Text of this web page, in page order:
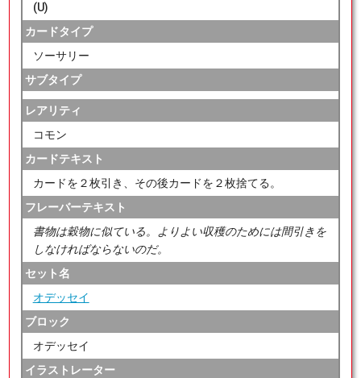
(U)
カードタイプ
ソーサリー
サブタイプ
レアリティ
コモン
カードテキスト
カードを２枚引き、その後カードを２枚捨てる。
フレーバーテキスト
書物は穀物に似ている。よりよい収穫のためには間引きを
しなければならないのだ。
セット名
オデッセイ
ブロック
オデッセイ
イラストレーター